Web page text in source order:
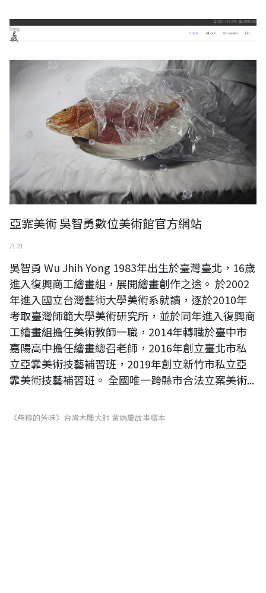
亞霏美術 吳智勇數位美術館官方網站
亞霏美術 吳智勇數位美術館官方網站
八 21
吳智勇 Wu Jhih Yong 1983年出生於臺灣臺北，16歲
進入復興商工繪畫組，展開繪畫創作之途。 於2002
年進入國立台灣藝術大學美術系就讀，逐於2010年
考取臺灣師範大學美術研究所，並於同年進入復興商
工繪畫組擔任美術教師一職，2014年轉職於臺中市
嘉陽高中擔任繪畫總召老師，2016年創立臺北市私
立亞霏美術技藝補習班，2019年創立新竹市私立亞
霏美術技藝補習班。 全國唯一跨縣市合法立案美術...
《柴箍的芳味》台灣木雕大師 黃媽慶故事繪本